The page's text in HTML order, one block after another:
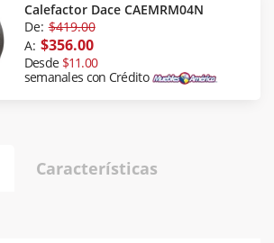
Calefactor Dace CAEMRM04N
De: $419.00
A: $356.00
Desde $11.00
semanales con Crédito
Características